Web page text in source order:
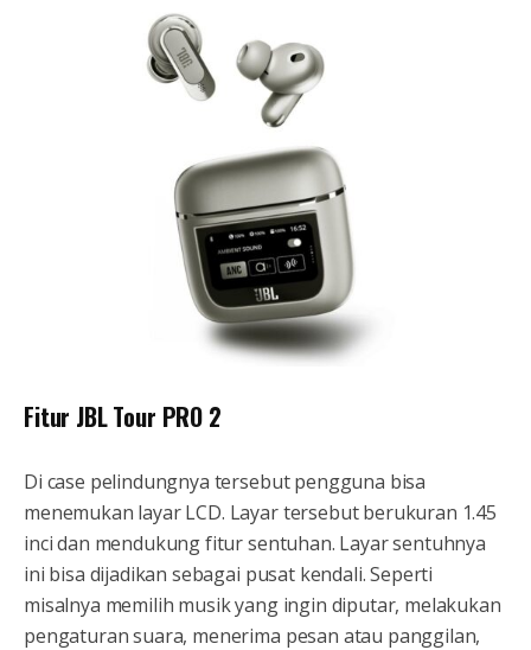
Fitur JBL Tour PRO 2
Di case pelindungnya tersebut pengguna bisa
menemukan layar LCD. Layar tersebut berukuran 1.45
inci dan mendukung fitur sentuhan. Layar sentuhnya
ini bisa dijadikan sebagai pusat kendali. Seperti
misalnya memilih musik yang ingin diputar, melakukan
pengaturan suara, menerima pesan atau panggilan,